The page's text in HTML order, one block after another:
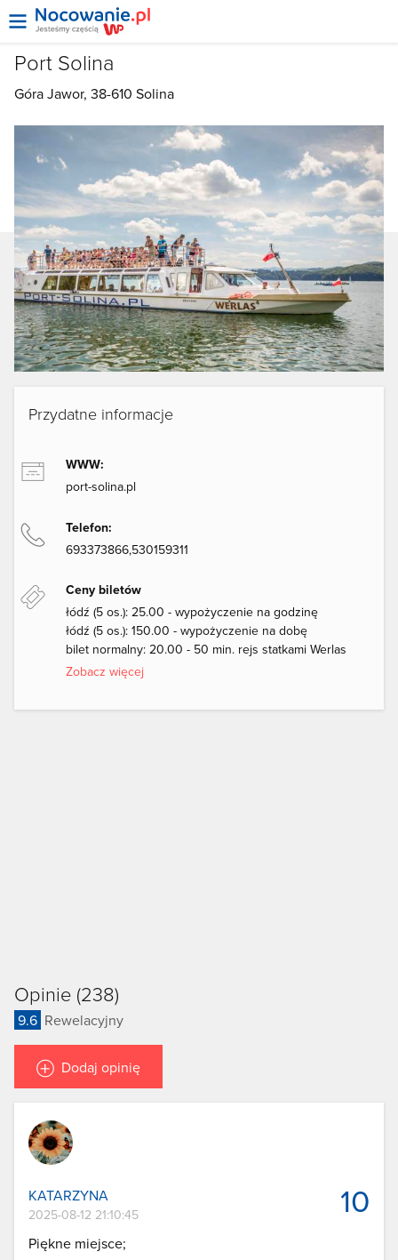
Port Solina
Góra Jawor, 38-610 Solina
Przydatne informacje
WWW:
port-solina.pl
Telefon:
693373866,530159311
Ceny biletów
łódź (5 os.): 25.00 - wypożyczenie na godzinę
łódź (5 os.): 150.00 - wypożyczenie na dobę
bilet normalny: 20.00 - 50 min. rejs statkami Werlas
Zobacz więcej
Opinie (238)
9.6 Rewelacyjny
Dodaj opinię
10
KATARZYNA
2025-08-12 21:10:45
Piękne miejsce;